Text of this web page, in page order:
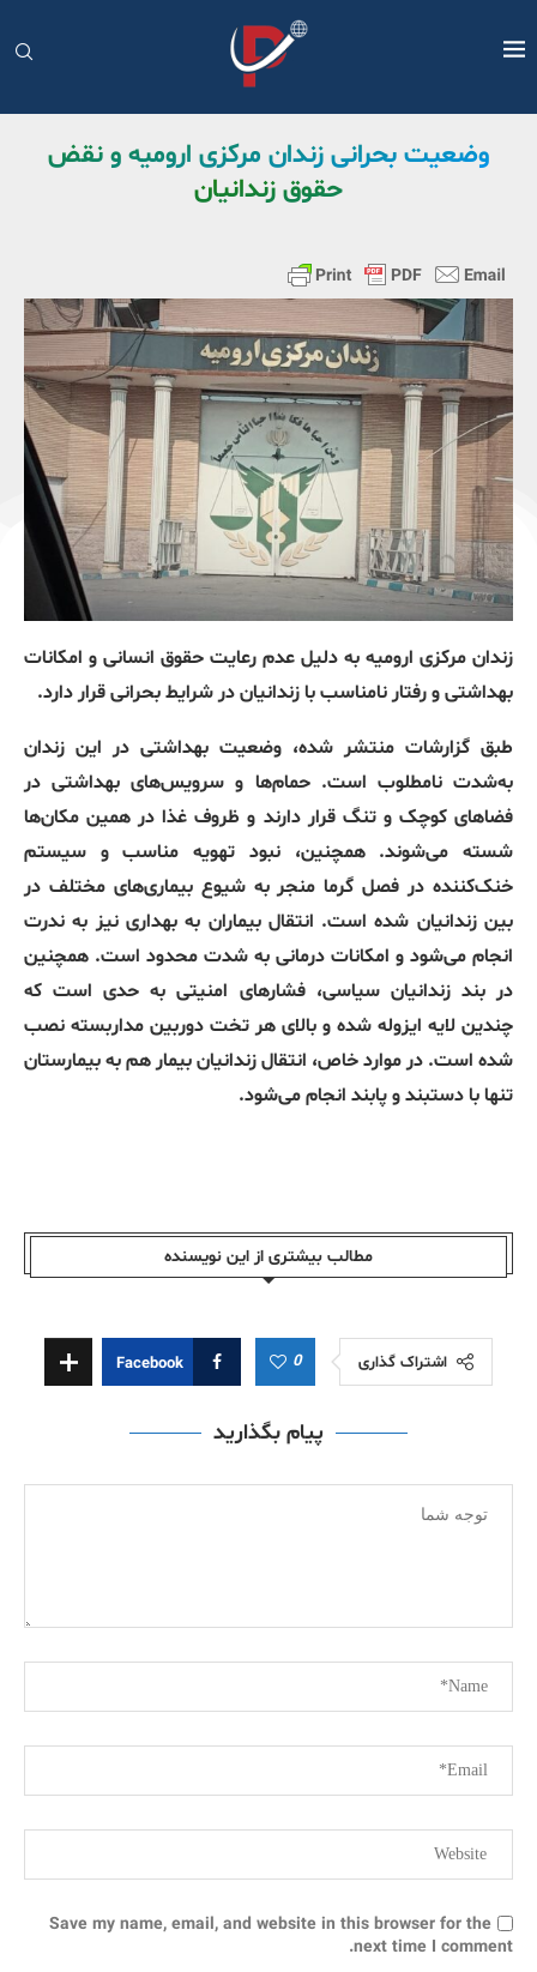
وضعیت بحرانی زندان مرکزی ارومیه و نقض
حقوق زندانیان
زندان مرکزی ارومیه به ‌دلیل عدم رعایت حقوق انسانی و امکانات
بهداشتی و رفتار نامناسب با زندانیان در شرایط بحرانی قرار دارد.
طبق گزارشات منتشر شده، وضعیت بهداشتی در این زندان
به‌شدت نامطلوب است. حمام‌ها و سرویس‌های بهداشتی در
فضاهای کوچک و تنگ قرار دارند و ظروف غذا در همین مکان‌ها
شسته می‌شوند. همچنین، نبود تهویه مناسب و سیستم
خنک‌کننده در فصل گرما منجر به شیوع بیماری‌های مختلف در
بین زندانیان شده است. انتقال بیماران به بهداری نیز به‌ ندرت
انجام می‌شود و امکانات درمانی به شدت محدود است. همچنین
در بند زندانیان سیاسی، فشارهای امنیتی به حدی است که
چندین لایه ایزوله شده و بالای هر تخت دوربین مداربسته نصب
شده است. در موارد خاص، انتقال زندانیان بیمار هم به بیمارستان
تنها با دستبند و پابند انجام می‌شود.
مطالب بیشتری از این نویسندە
اشتراک گذاری 0
Facebook
پیام بگذارید
Save my name, email, and website in this browser for the
next time I comment.